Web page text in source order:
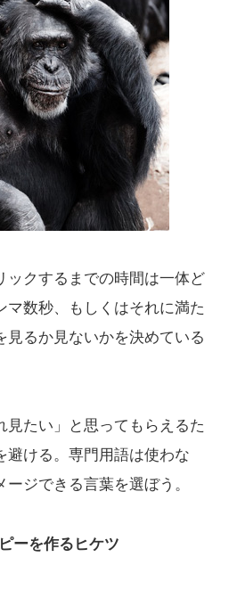
ックするまでの時間は一体ど
マ数秒、もしくはそれに満た
見るか見ないかを決めている
見たい」と思ってもらえるた
避ける。専門用語は使わな
ジできる言葉を選ぼう。
ーを作るヒケツ